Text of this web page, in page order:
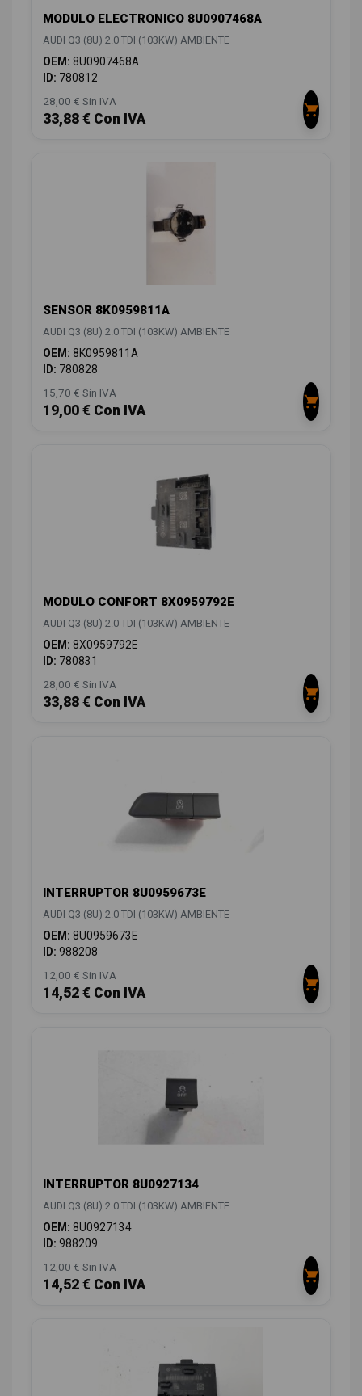
MODULO ELECTRONICO 8U0907468A
AUDI Q3 (8U) 2.0 TDI (103KW) AMBIENTE
OEM: 8U0907468A
ID: 780812
28,00 € Sin IVA
33,88 € Con IVA
SENSOR 8K0959811A
AUDI Q3 (8U) 2.0 TDI (103KW) AMBIENTE
OEM: 8K0959811A
ID: 780828
15,70 € Sin IVA
19,00 € Con IVA
MODULO CONFORT 8X0959792E
AUDI Q3 (8U) 2.0 TDI (103KW) AMBIENTE
OEM: 8X0959792E
ID: 780831
28,00 € Sin IVA
33,88 € Con IVA
INTERRUPTOR 8U0959673E
AUDI Q3 (8U) 2.0 TDI (103KW) AMBIENTE
OEM: 8U0959673E
ID: 988208
12,00 € Sin IVA
14,52 € Con IVA
INTERRUPTOR 8U0927134
AUDI Q3 (8U) 2.0 TDI (103KW) AMBIENTE
OEM: 8U0927134
ID: 988209
12,00 € Sin IVA
14,52 € Con IVA